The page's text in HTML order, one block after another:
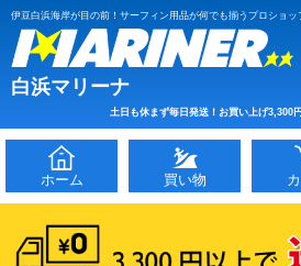
伊豆白浜海岸が目の前！サーフィン用品が何でも揃うプロショッ
白浜マリーナ
土日も休まず毎日発送！お買い上げ3,300
ホーム 買い物